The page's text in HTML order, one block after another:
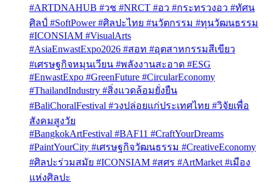
#ARTDNAHUB #วช #NRCT #อว #กระทรวงอว #ทัศน
ศิลป์ #SoftPower #ศิลปะไทย #นวัตกรรม #ทุนวัฒนธรรม
#ICONSIAM #VisualArts
#AsiaEnwastExpo2026 #สอท #อุตสาหกรรมสีเขียว
#เศรษฐกิจหมุนเวียน #พลังงานสะอาด #ESG
#EnwastExpo #GreenFuture #CircularEconomy
#ThailandIndustry #สิ่งแวดล้อมยั่งยืน
#BaliChoralFestival #วงปล่อยแก่ประเทศไทย #วิจัยเพื่อ
สังคมสูงวัย
#BangkokArtFestival #BAF11 #CraftYourDreams
#PaintYourCity #เศรษฐกิจวัฒนธรรม #CreativeEconomy
#ศิลปะร่วมสมัย #ICONSIAM #สศร #ArtMarket #เมือง
แห่งศิลปะ